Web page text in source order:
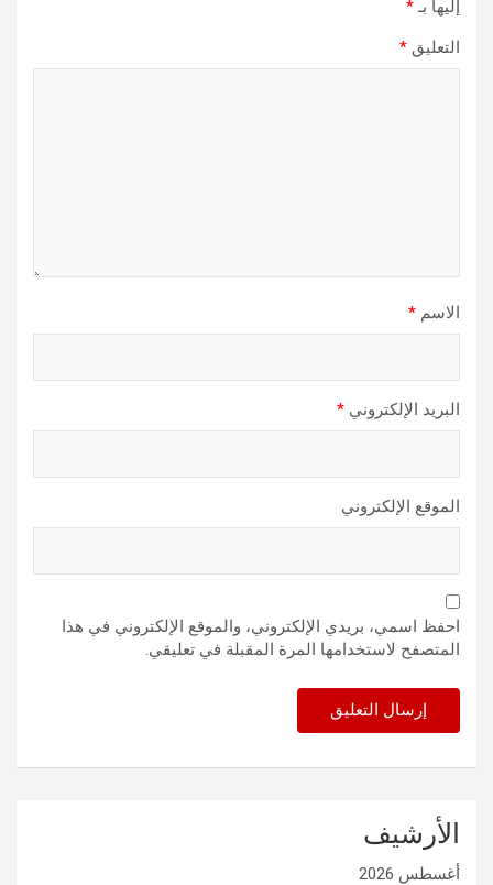
إليها بـ*
التعليق *
الاسم *
البريد الإلكتروني *
الموقع الإلكتروني
احفظ اسمي، بريدي الإلكتروني، والموقع الإلكتروني في هذا
المتصفح لاستخدامها المرة المقبلة في تعليقي.
الأرشيف
أغسطس 2026